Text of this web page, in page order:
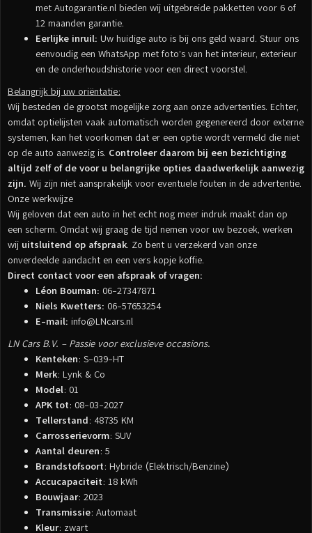
met Autogarantie.nl bieden wij uitgebreide pakketten voor 6 of
12 maanden garantie.
Eerlijke inruil: Uw huidige auto is bij ons geld waard. Stuur ons
eenvoudig een WhatsApp met foto’s van het interieur, exterieur
en de onderhoudshistorie voor een direct voorstel.
Belangrijk bij uw oriëntatie:
Wij besteden de grootst mogelijke zorg aan onze advertenties. Echter,
omdat optielijsten vaak automatisch worden gegenereerd door externe
systemen, kan het voorkomen dat er een optie wordt vermeld die niet
op de auto aanwezig is. Controleer daarom bij een bezichtiging
altijd zelf of de voor u belangrijke opties daadwerkelijk aanwezig
zijn. Wij zijn niet aansprakelijk voor eventuele fouten in de advertentie.
Onze werkwijze
Wij geloven dat een auto in het echt nog meer indruk maakt dan op
een scherm. Omdat wij graag de tijd nemen voor uw bezoek, werken
wij uitsluitend op afspraak. Zo bent u verzekerd van onze
onverdeelde aandacht en een vers kopje koffie.
Direct contact voor een afspraak of vragen:
Léon Bouman: 06-27347871
Niels Kwetters: 06-57653254
E-mail: info@LNcars.nl
LN Cars B.V. – Passie voor exclusieve occasions.
Kenteken: S-039-HT
Merk: Lynk & Co
Model: 01
APK tot: 08-03-2027
Tellerstand: 48735 KM
Carrosserievorm: SUV
Aantal deuren: 5
Brandstofsoort: Hybride (Elektrisch/Benzine)
Accucapaciteit: 18 kWh
Bouwjaar: 2023
Transmissie: Automaat
Kleur: zwart